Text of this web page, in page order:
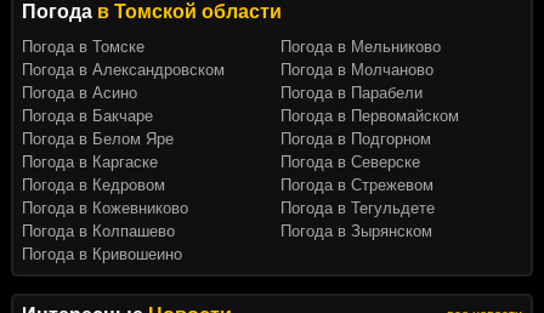
Погода в Томской области
Погода в Томске
Погода в Александровском
Погода в Асино
Погода в Бакчаре
Погода в Белом Яре
Погода в Каргаске
Погода в Кедровом
Погода в Кожевниково
Погода в Колпашево
Погода в Кривошеино
Погода в Мельниково
Погода в Молчаново
Погода в Парабели
Погода в Первомайском
Погода в Подгорном
Погода в Северске
Погода в Стрежевом
Погода в Тегульдете
Погода в Зырянском